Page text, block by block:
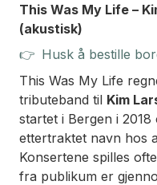
This Was My Life –
(akustisk)
👉 Husk å bestille
This Was My Life
tributeband til Kim
startet i Bergen i
ettertraktet navn hos
Konsertene spilles
fra publikum er